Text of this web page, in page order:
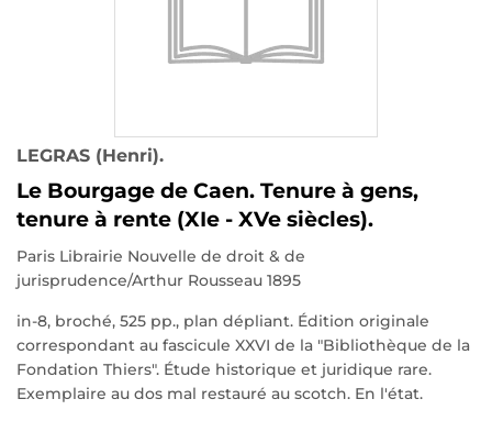
LEGRAS (Henri).
Le Bourgage de Caen. Tenure à gens,
tenure à rente (XIe - XVe siècles).
Paris Librairie Nouvelle de droit & de
jurisprudence/Arthur Rousseau 1895
in-8, broché, 525 pp., plan dépliant. Édition originale
correspondant au fascicule XXVI de la "Bibliothèque de la
Fondation Thiers". Étude historique et juridique rare.
Exemplaire au dos mal restauré au scotch. En l'état.